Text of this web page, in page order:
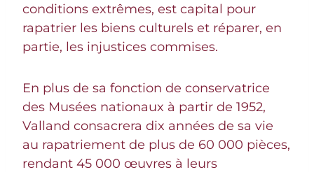
conditions extrêmes, est capital pour
rapatrier les biens culturels et réparer, en
partie, les injustices commises.
En plus de sa fonction de conservatrice
des Musées nationaux à partir de 1952,
Valland consacrera dix années de sa vie
au rapatriement de plus de 60 000 pièces,
rendant 45 000 œuvres à leurs